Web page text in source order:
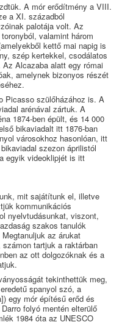
A mór erődítmény a VIII.
a XI. századból
palotája volt. Az
valamint három
kettő mai napig is
szép kertekkel, csodálatos
Alcazaba alatt egy római
amelynek bizonyos részét
Picasso szülőházához is. A
arénával zártuk. A
1874-ben épült, és 14 000
bikaviadalt itt 1876-ban
városokhoz hasonlóan, itt
szezon áprilistól
egyik videoklipjét is itt
mit sajátítunk el, illetve
kommunikációs
nyelvtudásunkat, viszont,
szakos tanulók
az árukat
tartjuk a raktárban
az ott dolgozóknak és a
tekinthettük meg,
spanyol szó, a
egy mór építésű erőd és
folyó mentén elterülő
1984 óta az UNESCO